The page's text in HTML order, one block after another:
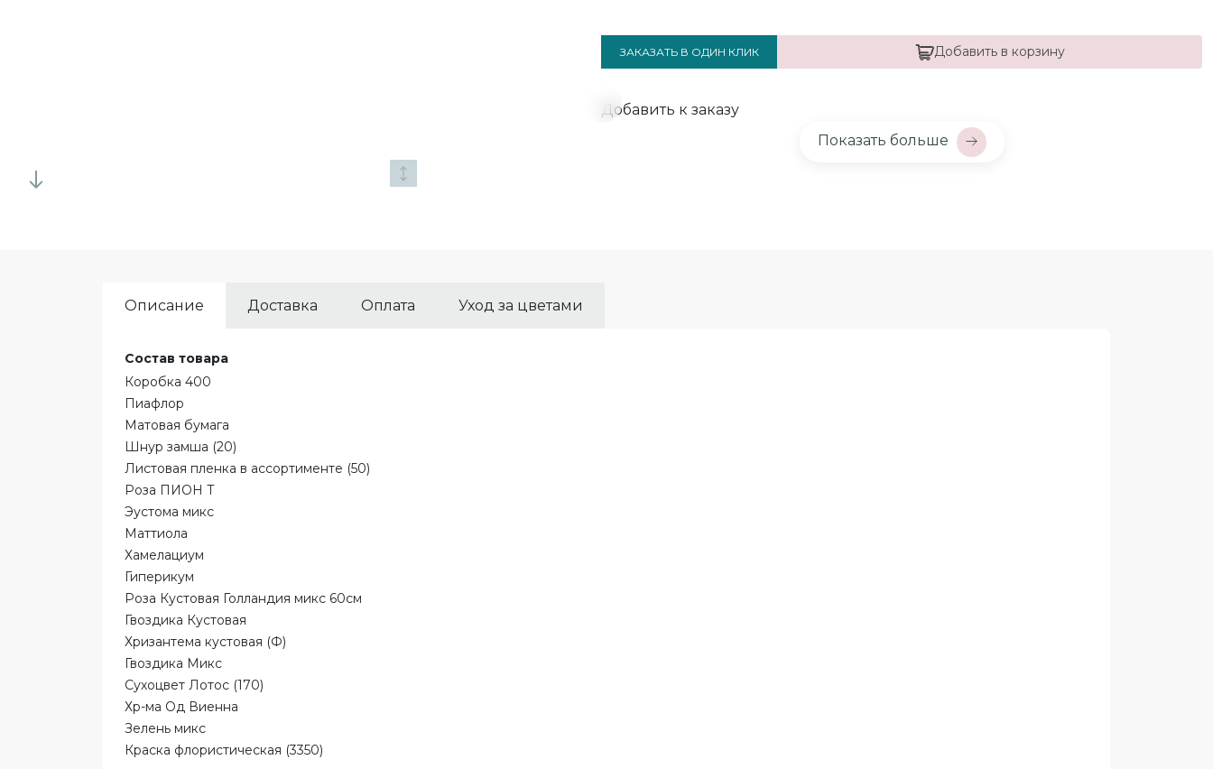
ЗАКАЗАТЬ В ОДИН КЛИК Добавить в корзину
Добавить к заказу
Показать больше
Описание Доставка Оплата Уход за цветами
Состав товара
Коробка 400
Пиафлор
Матовая бумага
Шнур замша (20)
Листовая пленка в ассортименте (50)
Роза ПИОН Т
Эустома микс
Маттиола
Хамелациум
Гиперикум
Роза Кустовая Голландия микс 60см
Гвоздика Кустовая
Хризантема кустовая (Ф)
Гвоздика Микс
Сухоцвет Лотос (170)
Хр-ма Од Виенна
Зелень микс
Краска флористическая (3350)